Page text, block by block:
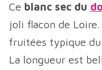
Ce blanc sec du
joli flacon de
fruitées typique
La longueur est